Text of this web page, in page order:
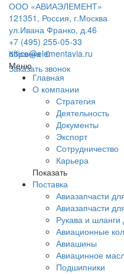
ООО «АВИАЭЛЕМЕНТ»
121351, Россия, г.Москва
ул.Ивана Франко, д.46
+7 (495) 255-05-33
office@elementavia.ru
Заказать звонок
Корзина0
Меню
Главная
О компании
Стратегия
Деятельность
Документы
Экспорт
Сотрудничество
Карьера
Показать
Поставка
Авиазапчасти
Авиазапчасти
Рукава и
Авиационные
Авиашины
Авиацинное
Подшипники